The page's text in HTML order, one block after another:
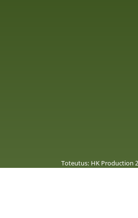
Toteutus: HK Production